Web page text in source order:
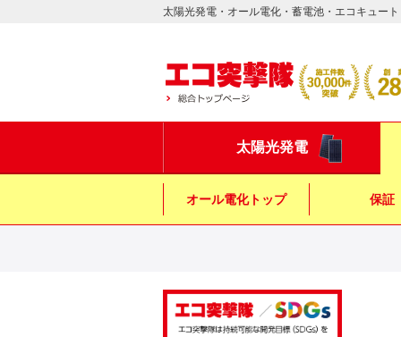
太陽光発電・オール電化・蓄電池・エコキュー
太陽光発電
オール電化トップ 保証